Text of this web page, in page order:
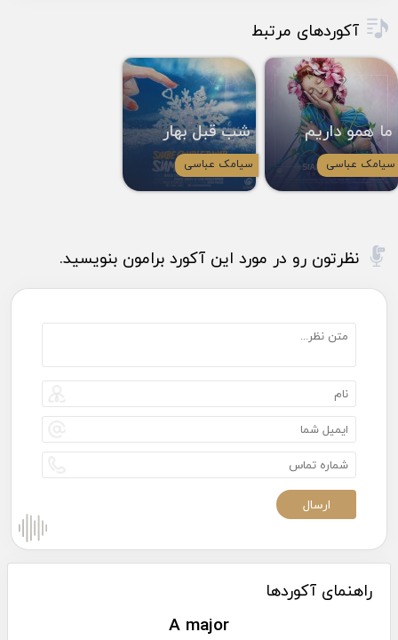
آکوردهای مرتبط
ما همو داریم
سیامک عباسی
شب قبل بهار
سیامک عباسی
نظرتون رو در مورد این آکورد برامون بنویسید.
راهنمای آکوردها
A major